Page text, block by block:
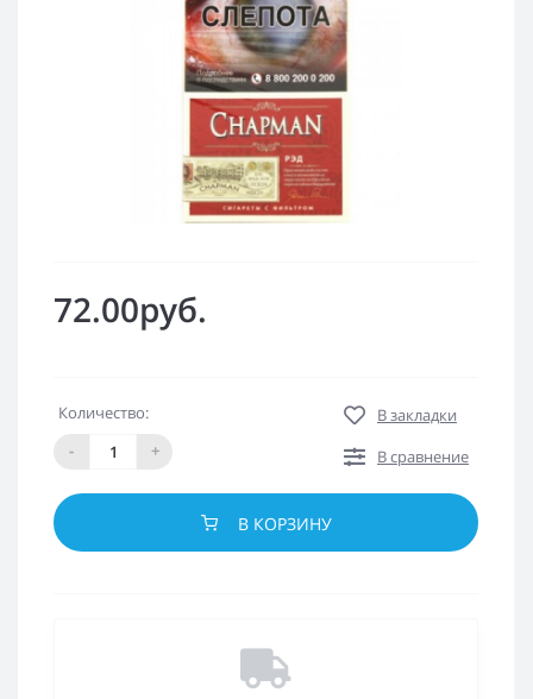
72.00руб.
Количество:
-
+
В закладки
В сравнение
В КОРЗИНУ